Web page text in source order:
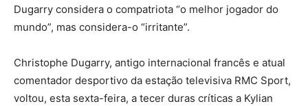
Dugarry considera o compatriota “o melhor jogador do
mundo”, mas considera-o “irritante”.
Christophe Dugarry, antigo internacional francês e atual
comentador desportivo da estação televisiva RMC Sport,
voltou, esta sexta-feira, a tecer duras críticas a Kylian